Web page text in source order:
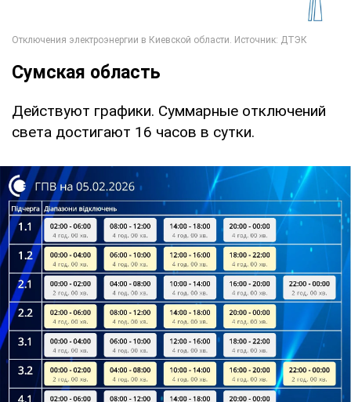
Сумская область
Действуют графики. Суммарные отключений
света достигают 16 часов в сутки.